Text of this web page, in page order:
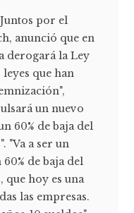
por el
anunció que en
derogará la Ley
leyes que han
un nuevo
60% de baja del
"Va a ser un
de baja del
que hoy es una
las empresas.